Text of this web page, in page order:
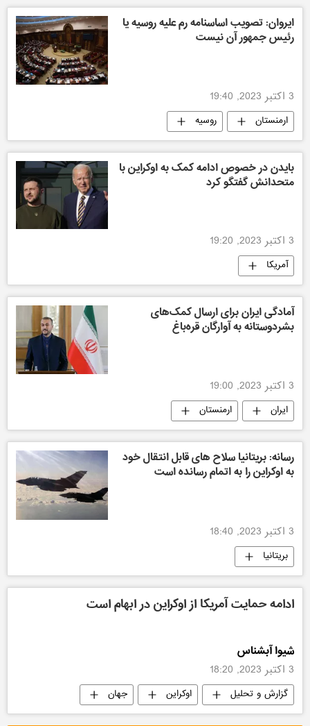
ایروان: تصویب اساسنامه رم علیه روسیه یا
رئیس جمهور آن نیست
3 اکتبر 2023, 19:40
ارمنستان روسیه
بایدن در خصوص ادامه کمک به اوکراین با
متحدانش گفتگو کرد
3 اکتبر 2023, 19:20
آمریکا
آمادگی ایران برای ارسال کمک‌های
بشردوستانه به آوارگان قره‌باغ
3 اکتبر 2023, 19:00
ایران ارمنستان
رسانه: بریتانیا سلاح های قابل انتقال خود
به اوکراین را به اتمام رسانده است
3 اکتبر 2023, 18:40
بریتانیا
ادامه حمایت آمریکا از اوکراین در ابهام است
شیوا آبشناس
3 اکتبر 2023, 18:20
گزارش و تحلیل اوکراین جهان